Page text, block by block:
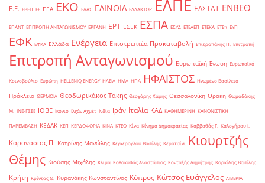
Ε.Ε. ΕΒΕΠ ΕΕ ΕΕΑ ΕΚΟ ΕΛΑΣ ΕΛΙΝΟΙΛ ΕΛΛΑΚΤΩΡ ΕΛΠΕ ΕΛΣΤΑΤ ΕΝΒΕΘ
ΕΠΑΝΤ ΕΠΙΤΡΟΠΗ ΑΝΤΑΓΩΝΙΣΜΟΥ ΕΡΓΑΝΗ ΕΡΤ ΕΣΕΚ ΕΣΠΑ ΕΣΥΔ ΕΤΕΑΕΠ ΕΤΕΚΑ ΕΤΕπ ΕΥΠ
ΕΦΚ ΕΦΚΑ Ελλάδα Ενέργεια Επιστρεπτέα Προκαταβολή Επιτροπάκης Π. Επιτροπή
Επιτροπή Ανταγωνισμού Ευρωπαϊκή Ένωση Ευρωπαϊκό
Κοινοβούλιο Ευρώπη ΗELLENiQ ENERGY ΗΛΕΙΑ ΗΜΑ ΗΠΑ ΗΦΑΙΣΤΟΣ Ηνωμένο Βασίλειο
Ηράκλειο ΘΕΡΜΟΙΛ Θεοδωρικάκος Τάκης Θεοχάρης Χάρης Θεσσαλονίκη Θράκη Θωμαδάκης
Μ. ΙΝΕ-ΓΣΕΕ ΙΟΒΕ Ικόνιο Ιλχάν Αχμέτ Ινδία Ιράν Ιταλία ΚΑΔ ΚΑΘΗΜΕΡΙΝΗ ΚΑΝΟΝΙΣΤΙΚΗ
ΠΑΡΕΜΒΑΣΗ ΚΕΔΑΚ ΚΕΠ ΚΕΡΔΟΦΟΡΙΑ ΚΙΝΑ ΚΤΕΟ Κίνα Κίνημα Δημοκρατίας Καββαθάς Γ. Καλογήρου Ι.
Καρανάσιος Π. Κατρίνης Μανώλης Κεγκέρογλου Βασίλης Κερατσίνι
Κιουρτζής
Θέμης Κιούσης Μιχάλης Κλίμα Κολοκυθάς Αναστάσιος Κονταξής Δημήτρης Κορκίδης Βασίλης
Κρήτη Κρίντας Θ. Κυρανάκης Κωνσταντίνος Κύπρος Κώτσος Ευάγγελος ΛΙΒΕΡΙΑ